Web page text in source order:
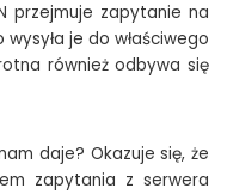
przejmuje zapytanie na
je do właściwego
również odbywa się
daje? Okazuje się, że
zapytania z serwera